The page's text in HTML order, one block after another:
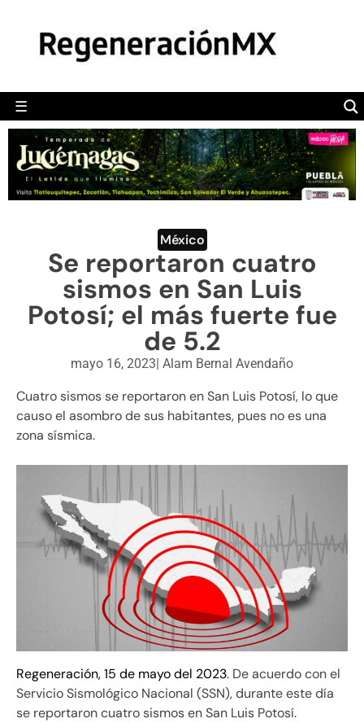
☰
POLÍTICA
CAMALEÓN
OPINIÓN
DEPORTES
ENGLISH SECTION
VIDEOS
México
Se reportaron cuatro
sismos en San Luis
Potosí; el más fuerte fue
de 5.2
mayo 16, 2023| Alam Bernal Avendaño
Cuatro sismos se reportaron en San Luis Potosí, lo que
causo el asombro de sus habitantes, pues no es una
zona sísmica.
Regeneración, 15 de mayo del 2023. De acuerdo con el
Servicio Sismológico Nacional (SSN), durante este día
se reportaron cuatro sismos en San Luis Potosí.